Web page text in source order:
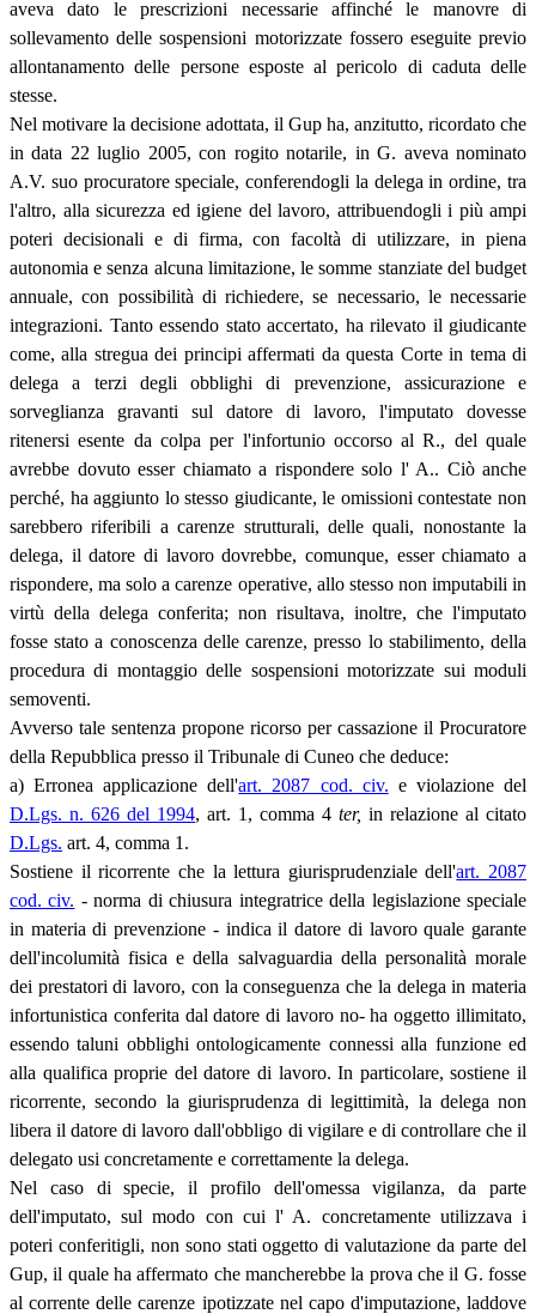
aveva dato le prescrizioni necessarie affinché le manovre di
sollevamento delle sospensioni motorizzate fossero eseguite previo
allontanamento delle persone esposte al pericolo di caduta delle
stesse.
Nel motivare la decisione adottata, il Gup ha, anzitutto, ricordato che
in data 22 luglio 2005, con rogito notarile, in G. aveva nominato
A.V. suo procuratore speciale, conferendogli la delega in ordine, tra
l'altro, alla sicurezza ed igiene del lavoro, attribuendogli i più ampi
poteri decisionali e di firma, con facoltà di utilizzare, in piena
autonomia e senza alcuna limitazione, le somme stanziate del budget
annuale, con possibilità di richiedere, se necessario, le necessarie
integrazioni. Tanto essendo stato accertato, ha rilevato il giudicante
come, alla stregua dei principi affermati da questa Corte in tema di
delega a terzi degli obblighi di prevenzione, assicurazione e
sorveglianza gravanti sul datore di lavoro, l'imputato dovesse
ritenersi esente da colpa per l'infortunio occorso al R., del quale
avrebbe dovuto esser chiamato a rispondere solo l' A.. Ciò anche
perché, ha aggiunto lo stesso giudicante, le omissioni contestate non
sarebbero riferibili a carenze strutturali, delle quali, nonostante la
delega, il datore di lavoro dovrebbe, comunque, esser chiamato a
rispondere, ma solo a carenze operative, allo stesso non imputabili in
virtù della delega conferita; non risultava, inoltre, che l'imputato
fosse stato a conoscenza delle carenze, presso lo stabilimento, della
procedura di montaggio delle sospensioni motorizzate sui moduli
semoventi.
Avverso tale sentenza propone ricorso per cassazione il Procuratore
della Repubblica presso il Tribunale di Cuneo che deduce:
a) Erronea applicazione dell'art. 2087 cod. civ. e violazione del
D.Lgs. n. 626 del 1994, art. 1, comma 4 ter, in relazione al citato
D.Lgs. art. 4, comma 1.
Sostiene il ricorrente che la lettura giurisprudenziale dell'art. 2087
cod. civ. - norma di chiusura integratrice della legislazione speciale
in materia di prevenzione - indica il datore di lavoro quale garante
dell'incolumità fisica e della salvaguardia della personalità morale
dei prestatori di lavoro, con la conseguenza che la delega in materia
infortunistica conferita dal datore di lavoro no- ha oggetto illimitato,
essendo taluni obblighi ontologicamente connessi alla funzione ed
alla qualifica proprie del datore di lavoro. In particolare, sostiene il
ricorrente, secondo la giurisprudenza di legittimità, la delega non
libera il datore di lavoro dall'obbligo di vigilare e di controllare che il
delegato usi concretamente e correttamente la delega.
Nel caso di specie, il profilo dell'omessa vigilanza, da parte
dell'imputato, sul modo con cui l' A. concretamente utilizzava i
poteri conferitigli, non sono stati oggetto di valutazione da parte del
Gup, il quale ha affermato che mancherebbe la prova che il G. fosse
al corrente delle carenze ipotizzate nel capo d'imputazione, laddove